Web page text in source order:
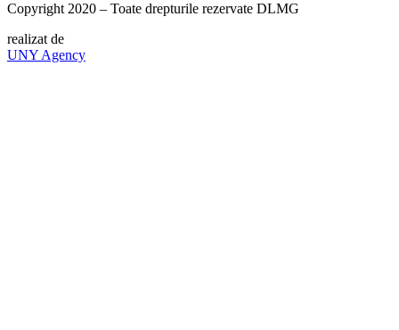
Copyright 2020 – Toate drepturile rezervate DLMG
realizat de
UNY Agency